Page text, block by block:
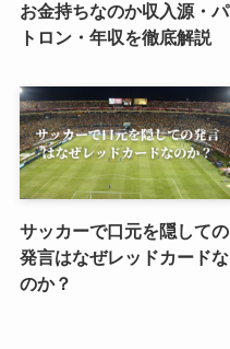
お金持ちなのか収入源・パ
トロン・年収を徹底解説
サッカーで口元を隠しての
発言はなぜレッドカードな
のか？